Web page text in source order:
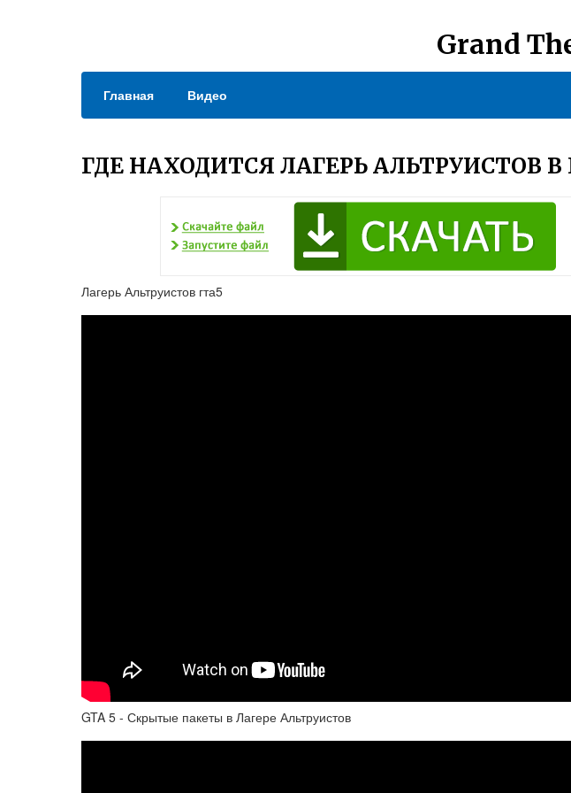
Grand
Главная Видео
ГДЕ НАХОДИТСЯ ЛАГЕРЬ АЛЬТРУИСТОВ В
Лагерь Альтруистов гта5
GTA 5 - Скрытые пакеты в Лагере Альтруистов